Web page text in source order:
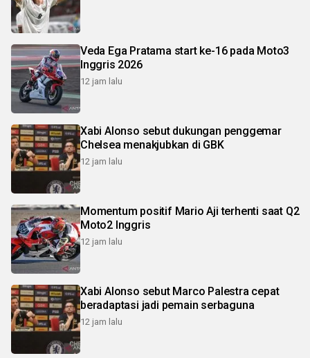
Veda Ega Pratama start ke-16 pada Moto3
Inggris 2026
12 jam lalu
Xabi Alonso sebut dukungan penggemar
Chelsea menakjubkan di GBK
12 jam lalu
Momentum positif Mario Aji terhenti saat Q2
Moto2 Inggris
12 jam lalu
Xabi Alonso sebut Marco Palestra cepat
beradaptasi jadi pemain serbaguna
12 jam lalu